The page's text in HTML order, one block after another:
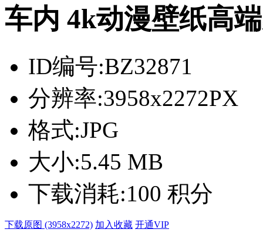
车内 4k动漫壁纸高
ID编号:BZ32871
分辨率:3958x2272PX
格式:JPG
大小:5.45 MB
下载消耗:100 积分
下载原图 (3958x2272) 加入收藏 开通VIP